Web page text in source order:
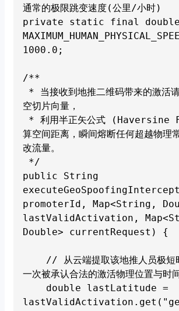
通常的极限跳变速度(公里/小时)
private static final double
1000.0;
/**
空切片向量，
算空间距离，瞬间熔断任何超越物理
改流量。
public String
promoterId, Map<String,
lastValidActivation,
Double> currentRequest) {
一次被承认合法的激活物理位置与时